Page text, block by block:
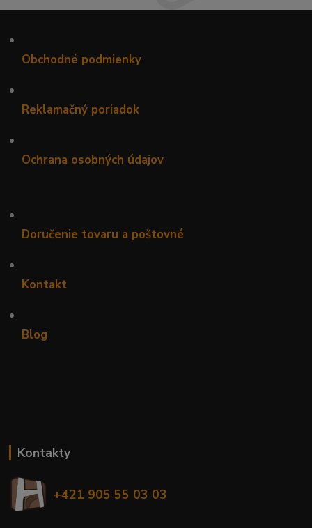
•
Obchodné podmienky
•
Reklamačný poriadok
•
Ochrana osobných údajov
•
Doručenie tovaru a poštovné
•
Kontakt
•
Blog
Kontakty
+421 905 55 03 03